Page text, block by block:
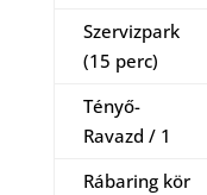
Szervizpark
(15 perc)
Tényő-
Ravazd / 1
Rábaring kör